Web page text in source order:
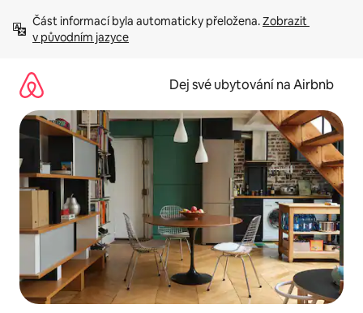
obsah
Část informací byla automaticky přeložena. Zobrazit
v původním jazyce
Dej své ubytování na Airbnb